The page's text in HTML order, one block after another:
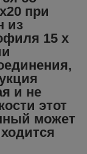
при
из
15 х
и не
этот
может